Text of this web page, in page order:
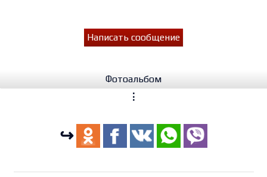
Написать сообщение
Фотоальбом
⋮
↪